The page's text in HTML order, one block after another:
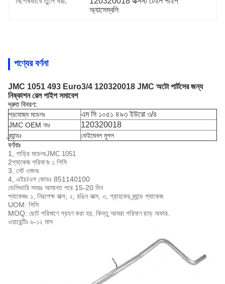
অ্যাসেম্বলি
পণ্যের বর্ণনা
JMC 1051 493 Euro3/4 120320018 JMC অটো পার্টসের জন্য
নিষ্কাশন রেল পাইপ সমাবেশ
দ্রুত বিবরণ:
প্রযোজ্য মডেলঃ
এম সি ১০৫১ ৪৯৩ ইউরো ৩/৪
JMC OEM নংঃ 120320018
ব্র্যান্ডঃ
ফেইমেনল মুগল
বর্ণনাঃ
1, গাড়ির মডেলঃJMC 1051
2প্যাকেজ পরিমাণঃ ১ পিসি
3, নেট ওজনঃ
4, এইচ/এস কোডঃ 851140100
ডেলিভারি সময়ঃ আমানত পরে 15-20 দিন
প্যাকেজঃ ১, নিরপেক্ষ বাক্স, ২, রঙিন বাক্স, ৩, গ্রাহকের ব্র্যান্ড প্যাকেজ
UOM: পিসি
MOQ: ছোট পরিমাণে গ্রহণ করা হয়, কিন্তু আমরা পরিমাণ ছাড় অফার.
ওয়ারেন্টিঃ ৬-১২ মাস